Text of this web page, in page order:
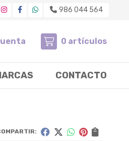
986 044 564
0 artículos
CONTACTO